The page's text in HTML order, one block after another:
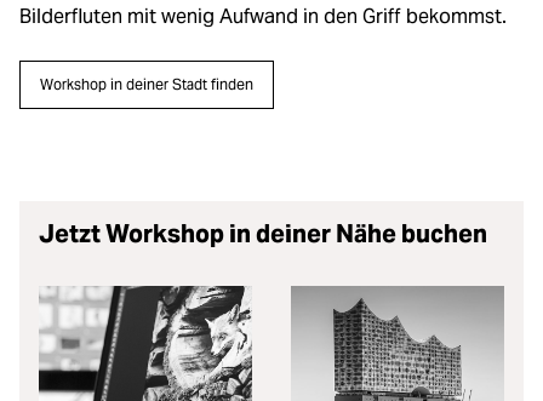
Bilderfluten mit wenig Aufwand in den Griff bekommst.
Workshop in deiner Stadt finden
Jetzt Workshop in deiner Nähe buchen